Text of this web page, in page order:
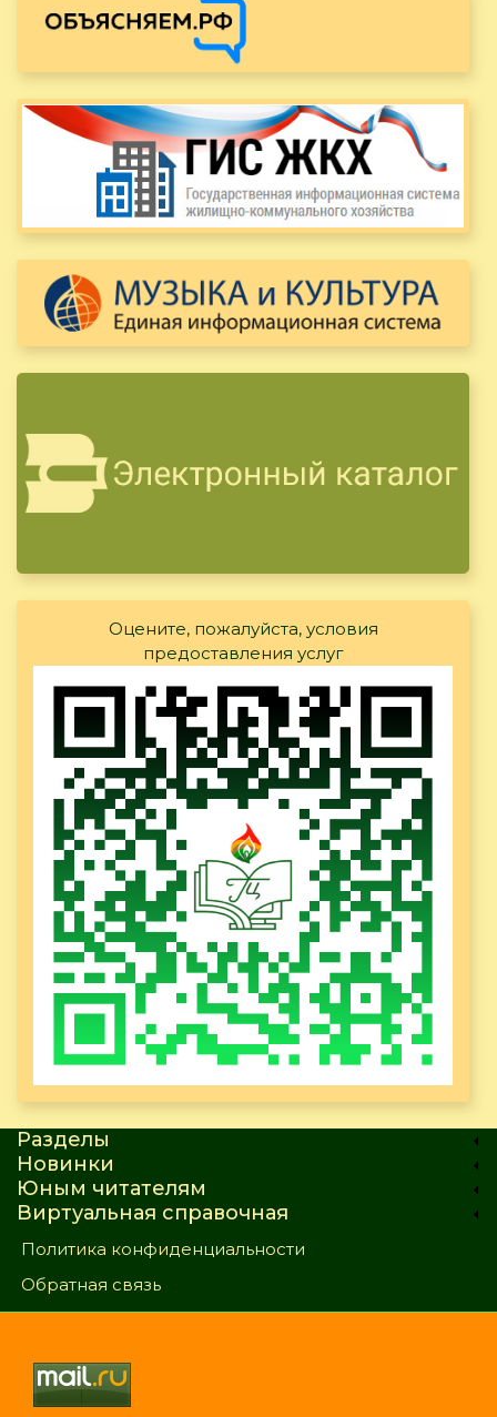
Оцените, пожалуйста, условия
предоставления услуг
Разделы
Новинки
Юным читателям
Виртуальная справочная
Политика конфиденциальности
Обратная связь